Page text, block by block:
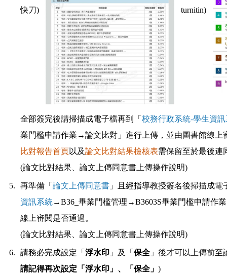
快刀) turnitin)
全部簽完後請掃描成電子檔再到「 校務行政系統-學生資
業門檻申請作業→論文比對」進行上傳，並由圖書館線上
比對報告首頁 以及論文比對結果檢核表需保留至於最後連
(論文比對結果、論文上傳同意書上傳操作說明)
5. 再準備「 論文上傳同意書 」且經指導教授簽名後掃描成電
資訊系統→B36_畢業門檻管理→B3603S畢業門檻申請作
線上審閱是否通過 。
(論文比對結果、論文上傳同意書上傳操作說明)
6. 請務必完成設定 「 浮水印 」及「 保全 」後才可以 上傳前至
請記得再次設定「浮水印」、「保全」 )